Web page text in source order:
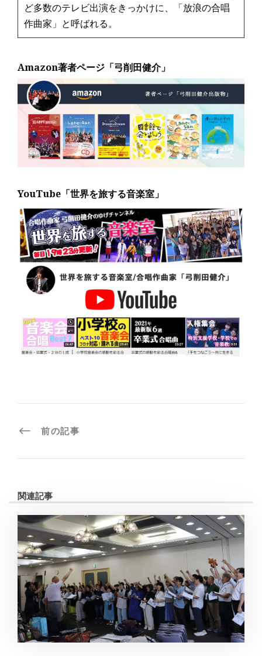
ど多数のテレビ出演をきっかけに、「放浪の合唱
作曲家」と呼ばれる。
Amazon著者ページ「弓削田健介」
YouTube「世界を旅する音楽室」
前の記事
関連記事